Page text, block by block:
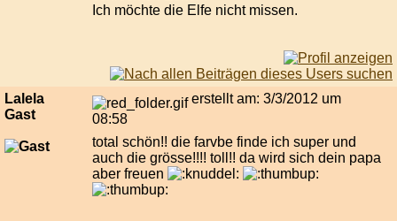
Ich möchte die Elfe nicht missen.
Lalela
Gast
erstellt am: 3/3/2012 um
08:58
total schön!! die farvbe finde ich super und
auch die grösse!!!! toll!! da wird sich dein papa
aber freuen